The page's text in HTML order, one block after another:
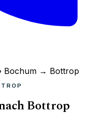
Bochum → Bottrop
Bottrop